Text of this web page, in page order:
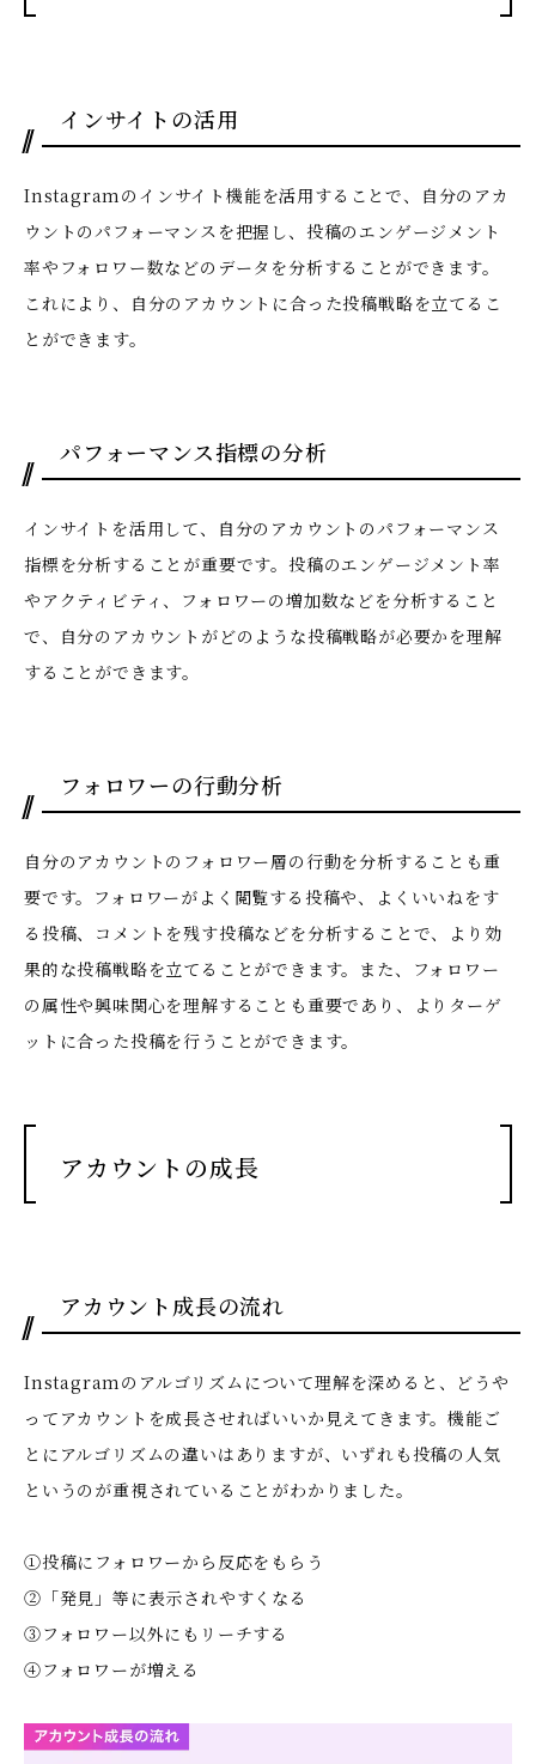
インサイトの活用
Instagramのインサイト機能を活用することで、自分のアカ
ウントのパフォーマンスを把握し、投稿のエンゲージメント
率やフォロワー数などのデータを分析することができます。
これにより、自分のアカウントに合った投稿戦略を立てるこ
とができます。
パフォーマンス指標の分析
インサイトを活用して、自分のアカウントのパフォーマンス
指標を分析することが重要です。投稿のエンゲージメント率
やアクティビティ、フォロワーの増加数などを分析すること
で、自分のアカウントがどのような投稿戦略が必要かを理解
することができます。
フォロワーの行動分析
自分のアカウントのフォロワー層の行動を分析することも重
要です。フォロワーがよく閲覧する投稿や、よくいいねをす
る投稿、コメントを残す投稿などを分析することで、より効
果的な投稿戦略を立てることができます。また、フォロワー
の属性や興味関心を理解することも重要であり、よりターゲ
ットに合った投稿を行うことができます。
アカウントの成長
アカウント成長の流れ
Instagramのアルゴリズムについて理解を深めると、どうや
ってアカウントを成長させればいいか見えてきます。機能ご
とにアルゴリズムの違いはありますが、いずれも投稿の人気
というのが重視されていることがわかりました。
①投稿にフォロワーから反応をもらう
②「発見」等に表示されやすくなる
③フォロワー以外にもリーチする
④フォロワーが増える